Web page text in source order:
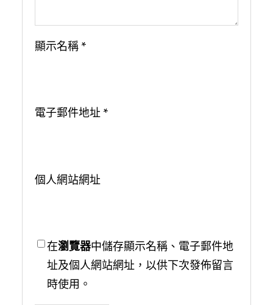
顯示名稱 *
電子郵件地址 *
個人網站網址
在瀏覽器中儲存顯示名稱、電子郵件地
址及個人網站網址，以供下次發佈留言
時使用。